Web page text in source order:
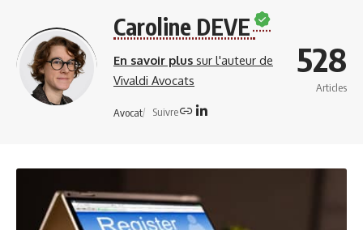
Caroline DEVE
En savoir plus sur l'auteur de
Vivaldi Avocats
Avocat Suivre
528
Articles